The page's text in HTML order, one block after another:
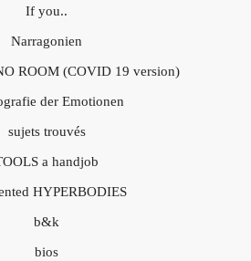
If you..
Narragonien
ROOM (COVID 19 version)
der Emotionen
sujets trouvés
a handjob
HYPERBODIES
b&k
bios